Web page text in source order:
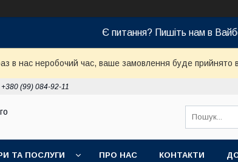
Є питання? Пишіть нам в
в нас неробочий час, ваше замовлення буде
+380 (99) 084-92-11
ТА ПОСЛУГИ ПРО НАС КОНТАКТИ